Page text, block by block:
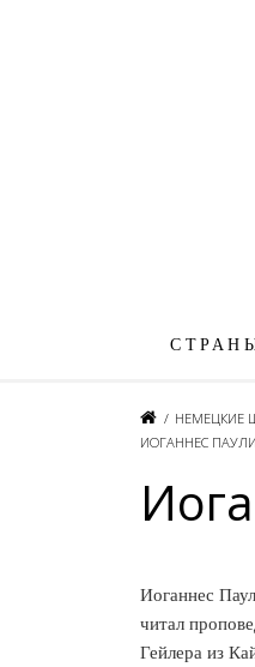
/ НЕМЕЦКИЕ
ИОГАННЕС ПАУЛИ
Иоганнес
читал
Гейлера из